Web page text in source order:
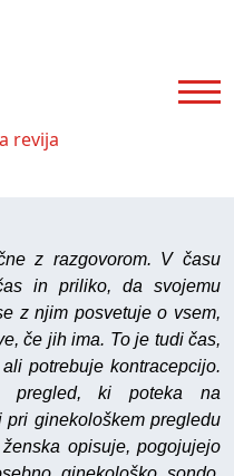
revija
z razgovorom. V času
in priliko, da svojemu
z njim posvetuje o vsem,
če jih ima. To je tudi čas,
potrebuje kontracepcijo.
pregled, ki poteka na
pri ginekološkem pregledu
opisuje, pogojujejo